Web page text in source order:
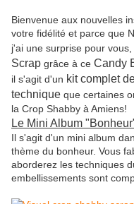
Bienvenue aux nouvelles
votre fidélité et parce que
j'ai une surprise pour
Scrap grâce à ce Candy
il s'agit d'un kit complet
technique que certaines
la Crop Shabby à Amiens!
Le Mini Album
Il s'agit d'un mini album
thème du bonheur. Vous
aborderez les techniques
embellissements sont